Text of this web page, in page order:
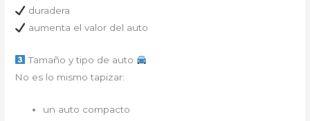
duradera
aumenta el valor del auto
Tamaño y tipo de auto
No es lo mismo tapizar:
un auto compacto